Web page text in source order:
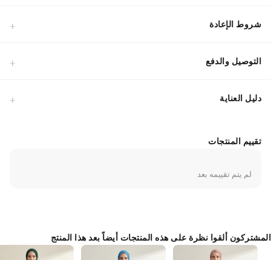
قطعة أساسية في خزانة ملابسك لا غنى عنها. يتميز قماش الكرمشة (الكرينكل)
عالي الجودة المصنوع من البوليستر بمرونة عالية ومقاومة للتجعد، مما يوفر لك
بوليستر متين، خفيف الوزن، ويسمح بمرور الهواء ليناسب الأجواء الحارة
تضمن لك حرية الحركة التامة في نشاطاتك اليومية.يتميز الفستان بكونه غير
إكسسوارات براقة للمناسبات المسائية. بفضل جودته العالية، يحافظ الفستان
شروط الإعادة
التوصيل والدفع
دليل العناية
تقييم المنتجات
لم يتم تقييمه بعد
المشتركون ألقوا نظرة على هذه المنتجات أيضاً بعد هذا المنتج